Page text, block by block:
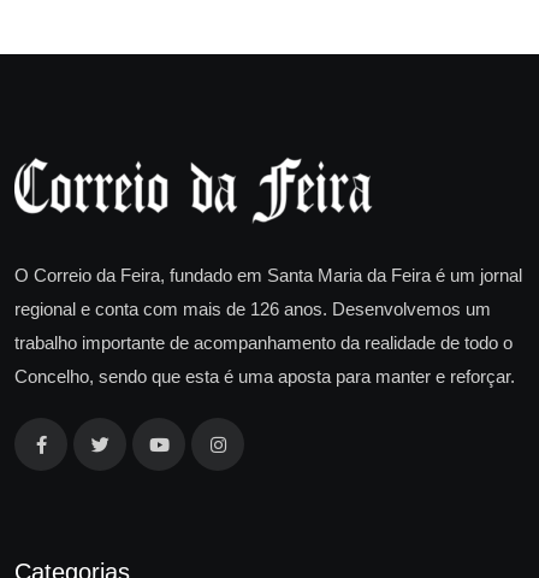
O Correio da Feira, fundado em Santa Maria da Feira é um jornal
regional e conta com mais de 126 anos. Desenvolvemos um
trabalho importante de acompanhamento da realidade de todo o
Concelho, sendo que esta é uma aposta para manter e reforçar.
Categorias